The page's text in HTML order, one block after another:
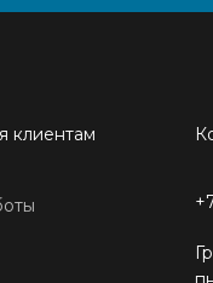
клиентам